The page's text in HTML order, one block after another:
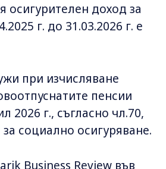
осигурителен доход за
г. до 31.03.2026 г. е
при изчисляване
пенсии
2026 г., съгласно чл.70,
социално осигуряване.
Business Review във